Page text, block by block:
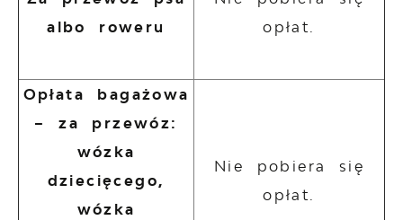
albo roweru
opłat.
Opłata bagażowa
– za przewóz:
wózka
dziecięcego,
wózka
Nie pobiera się
opłat.